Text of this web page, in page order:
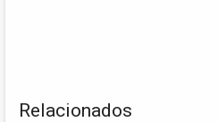
Relacionados